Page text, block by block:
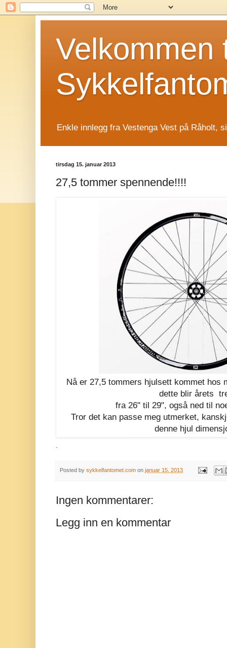
Velkommen
Enkle innlegg fra Vestenga Vest på Råholt,
tirsdag 15. januar 2013
27,5 tommer spennende!!!!
Nå er 27,5 tommers hjulsett kommet hos
dette blir årets
fra 26" til 29", også ned til
Tror det kan passe meg utmerket,
denne hjul
Posted by sykkelfantomet.com on januar 15, 2013
Ingen kommentarer:
Legg inn en kommentar